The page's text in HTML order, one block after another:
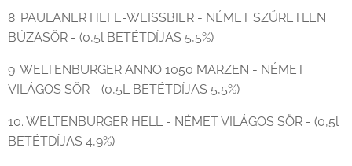
8. PAULANER HEFE-WEISSBIER - NÉMET SZŰRETLEN
BÚZASÖR - (0,5l BETÉTDÍJAS 5,5%)
9. WELTENBURGER ANNO 1050 MARZEN - NÉMET
VILÁGOS SÖR - (0,5L BETÉTDÍJAS 5,5%)
10. WELTENBURGER HELL - NÉMET VILÁGOS SÖR - (0,5l
BETÉTDÍJAS 4,9%)